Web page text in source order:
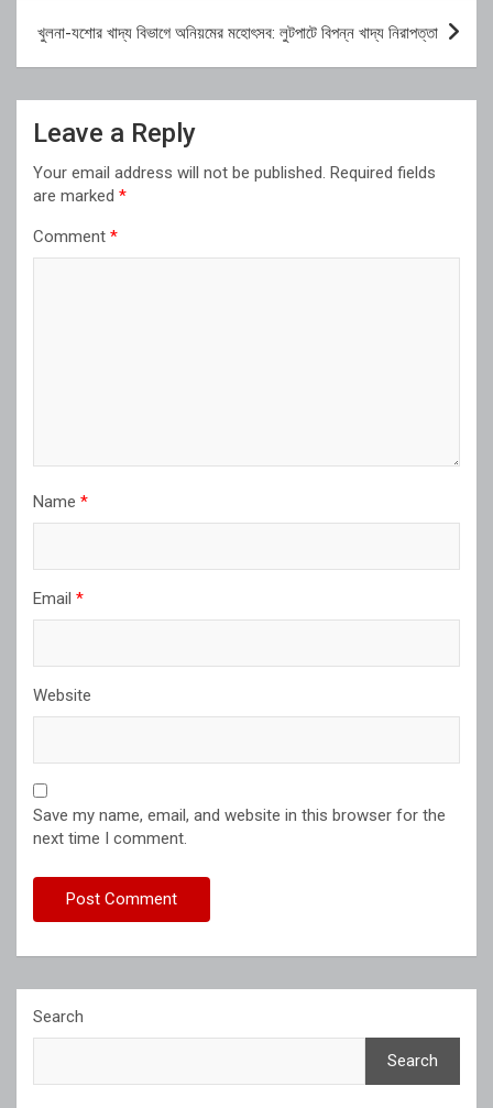
খুলনা-যশোর খাদ্য বিভাগে অনিয়মের মহোৎসব: লুটপাটে বিপন্ন খাদ্য নিরাপত্তা
Leave a Reply
Your email address will not be published. Required fields
are marked *
Comment *
Name *
Email *
Website
Save my name, email, and website in this browser for the
next time I comment.
Search
Search